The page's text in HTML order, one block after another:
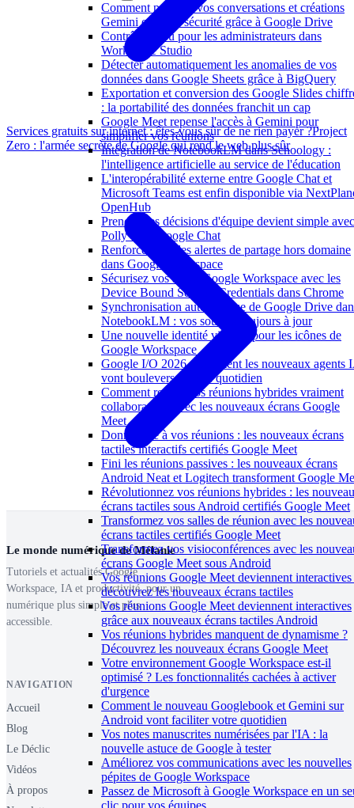
Comment partager vos conversations et créations
Gemini en toute sécurité grâce à Google Drive
Contrôle accru pour les administrateurs dans
Workspace Studio
Détecter automatiquement les anomalies de vos
données dans Google Sheets grâce à BigQuery
Exportation et conversion des Google Slides
: la portabilité des données franchit un cap
Google Meet repense l'accès à Gemini pour
simplifier vos réunions
Intégration de NotebookLM dans Schoology :
l'intelligence artificielle au service de l'éducation
L'interopérabilité externe entre Google Chat et
Microsoft Teams est enfin disponible via
OpenHub
Prendre des décisions d'équipe devient simple avec
Polly dans Google Chat
Renforcement des alertes de partage hors domaine
dans Google Workspace
Sécurisez vos accès Google Workspace avec les
Device Bound Session Credentials dans Chrome
Synchronisation automatique de Google Drive
NotebookLM : vos sources toujours à jour
Une nouvelle identité visuelle pour les icônes de
Google Workspace
Google I/O 2026 : comment les nouveaux agents
vont bouleverser votre quotidien
Comment rendre vos réunions hybrides vraiment
collaboratives avec les nouveaux écrans Google
Meet
Donnez vie à vos réunions : les nouveaux écrans
tactiles interactifs certifiés Google Meet
Fini les réunions passives : les nouveaux écrans
Android Neat et Logitech transforment Google
Révolutionnez vos réunions hybrides : les
écrans tactiles sous Android certifiés Google Meet
Transformez vos salles de réunion avec les
écrans tactiles certifiés Google Meet
Transformez vos visioconférences avec les
écrans Google Meet sous Android
Vos réunions Google Meet deviennent interactives
découvrez les nouveaux écrans tactiles
Vos réunions Google Meet deviennent interactives
grâce aux nouveaux écrans tactiles Android
Vos réunions hybrides manquent de dynamisme ?
Découvrez les nouveaux écrans Google Meet
Votre environnement Google Workspace est-il
optimisé ? Les fonctionnalités cachées à activer
d'urgence
Comment le nouveau Googlebook et Gemini sur
Android vont faciliter votre quotidien
Vos notes manuscrites numérisées par l'IA : la
nouvelle astuce de Google à tester
Améliorez vos communications avec les nouvelles
pépites de Google Workspace
Passez de Microsoft à Google Workspace en un
clic pour vos équipes
Services gratuits sur internet : êtes-vous sûr de ne rien payer ?Project
Zero : l'armée secrète de Google qui rend le web plus sûr
Le monde numérique de Mélanie
Tutoriels et actualités Google
Workspace, IA et productivité, pour un
numérique plus simple et plus
accessible.
NAVIGATION
Accueil
Blog
Le Déclic
Vidéos
À propos